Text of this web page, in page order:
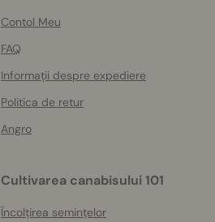
Contol Meu
FAQ
Informații despre expediere
Politica de retur
Angro
Cultivarea canabisului 101
Încolțirea semințelor